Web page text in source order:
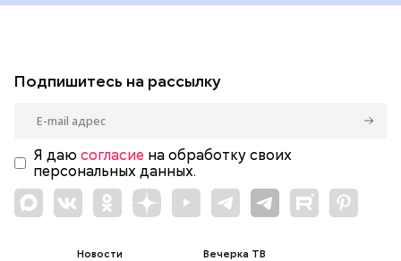
Подпишитесь на рассылку
Я даю согласие на обработку своих
персональных данных.
Новости
Вечерка ТВ